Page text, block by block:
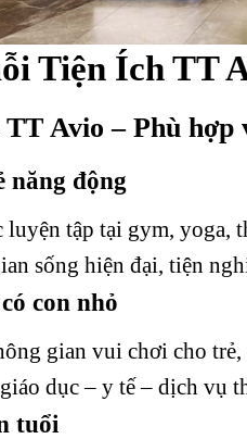
Tiện Ích TT
Avio – Phù
năng động
luyện tập tại gym, yoga,
sống hiện đại, tiện
con nhỏ
gian vui chơi cho
dục – y tế – dịch vụ
tuổi